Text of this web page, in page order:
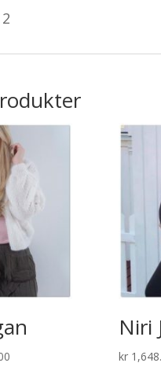
Niri
kr